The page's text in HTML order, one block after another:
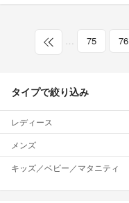
… 75 76
タイプで絞り込み
レディース
メンズ
キッズ／ベビー／マタニティ